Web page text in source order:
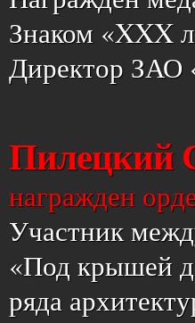
Знаком «XXX
Директор ЗАО
Пилецкий
награжден
Участник
«Под крышей
ряда